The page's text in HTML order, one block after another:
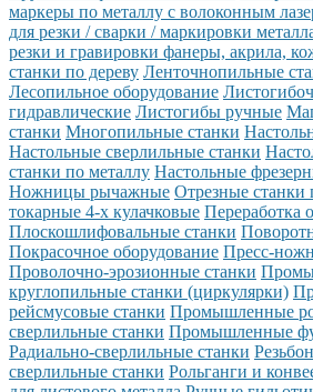
маркеры по металлу с волоконным
для резки / сварки / маркировки
резки и гравировки фанеры, акрила,
станки по дереву Ленточнопильные
Лесопильное оборудование
гидравлические Листогибы ручные
станки Многопильные станки
Настольные сверлильные станки
станки по металлу Настольные
Ножницы рычажные Отрезные станки
токарные 4-х кулачковые Переработка
Плоскошлифовальные станки
Покрасочное оборудование Пресс-
Проволочно-эрозионные станки
круглопильные станки (циркулярки)
рейсмусовые станки Промышленные
сверлильные станки Промышленные
Радиально-сверлильные станки
сверлильные станки Рольганги и